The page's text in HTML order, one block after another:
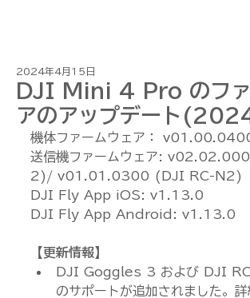
DJI Mini 4 Pro のファ
アのアップデート
2024年4月15日
機体ファームウェア：
送信機ファームウェア:
2)/ v01.01.0300 (DJI RC-N2)
DJI Fly App iOS: v1.13.0
DJI Fly App Android: v1.13.0
【更新情報】
DJI Goggles 3 および DJI
のサポートが追加されました。